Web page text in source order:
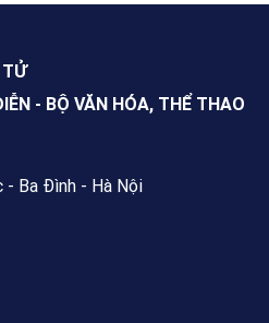
Nam trong và ngoài nước, không
giới hạn độ tuổi, nghề nghiệp hay
nơi cư trú.
TỬ
- BỘ VĂN HÓA, THỂ THAO
- Ba Đình - Hà Nội